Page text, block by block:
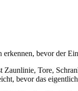
erkennen, bevor der
Zaunlinie, Tore,
bevor das